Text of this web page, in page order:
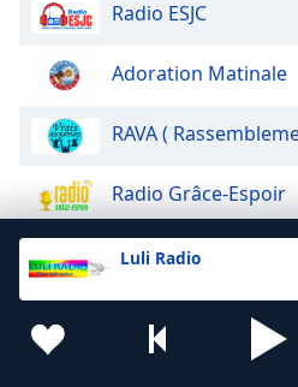
Luli Radio
Radio ESJC
Adoration Matinale
RAVA (
Radio Grâce-Espoir
ACM Radio
Les Messagers Du